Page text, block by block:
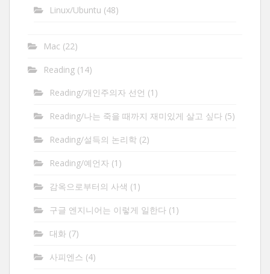
Linux/Ubuntu (48)
Mac (22)
Reading (14)
Reading/개인주의자 선언 (1)
Reading/나는 죽을 때까지 재미있게 살고 싶다 (5)
Reading/설득의 논리학 (2)
Reading/예언자 (1)
감옥으로부터의 사색 (1)
구글 엔지니어는 이렇게 일한다 (1)
대화 (7)
사피엔스 (4)